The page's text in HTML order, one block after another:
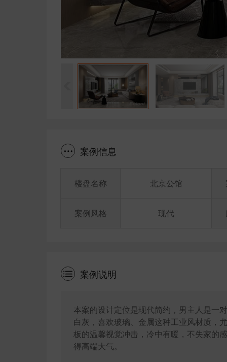
案例信息
楼盘名称
案例风格
北京公馆
现代
案例说明
本案的设计定位是现代简约，男主人是一
白灰，喜欢玻璃、金属这种工业风材质，
板的温馨视觉冲击，冷中有暖，不失家的
得高端大气。